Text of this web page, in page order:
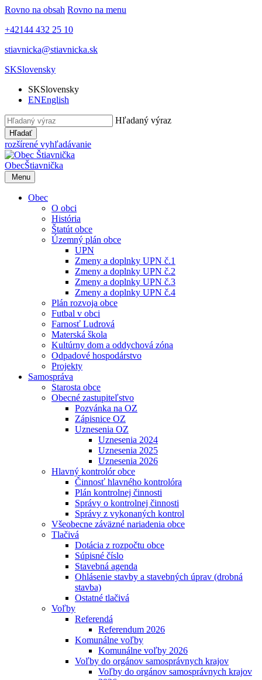
Rovno na obsah Rovno na menu
+42144 432 25 10
stiavnicka@stiavnicka.sk
SKSlovensky
SKSlovensky
ENEnglish
Hľadaný výraz
Hľadať
rozšírené vyhľadávanie
ObecŠtiavnička
Menu
Obec
O obci
História
Štatút obce
Územný plán obce
UPN
Zmeny a doplnky UPN č.1
Zmeny a doplnky UPN č.2
Zmeny a doplnky UPN č.3
Zmeny a doplnky UPN č.4
Plán rozvoja obce
Futbal v obci
Farnosť Ludrová
Materská škola
Kultúrny dom a oddychová zóna
Odpadové hospodárstvo
Projekty
Samospráva
Starosta obce
Obecné zastupiteľstvo
Pozvánka na OZ
Zápisnice OZ
Uznesenia OZ
Uznesenia 2024
Uznesenia 2025
Uznesenia 2026
Hlavný kontrolór obce
Činnosť hlavného kontrolóra
Plán kontrolnej činnosti
Správy o kontrolnej činnosti
Správy z vykonaných kontrol
Všeobecne záväzné nariadenia obce
Tlačivá
Dotácia z rozpočtu obce
Súpisné číslo
Stavebná agenda
Ohlásenie stavby a stavebných úprav (drobná
stavba)
Ostatné tlačivá
Voľby
Referendá
Referendum 2026
Komunálne voľby
Komunálne voľby 2026
Voľby do orgánov samosprávnych krajov
Voľby do orgánov samosprávnych krajov